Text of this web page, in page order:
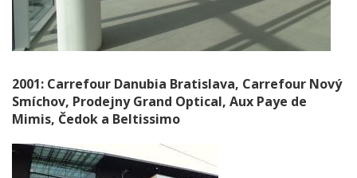
2001: Carrefour Danubia Bratislava, Carrefour Nový
Smíchov, Prodejny Grand Optical, Aux Paye de
Mimis, Čedok a Beltissimo